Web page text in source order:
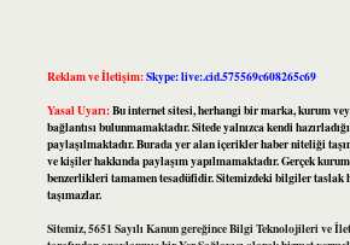
Reklam ve İletişim:Skype: live:.cid.575569c608265c69
Yasal Uyarı:Bu internet sitesi, herhangi bir marka, kurum
bağlantısı bulunmamaktadır. Sitede yalnızca kendi
paylaşılmaktadır. Burada yer alan içerikler haber niteliği
ve kişiler hakkında paylaşım yapılmamaktadır. Gerçek
benzerlikleri tamamen tesadüfidir. Sitemizdeki bilgiler
taşımazlar.
Sitemiz, 5651 Sayılı Kanun gereğince Bilgi Teknolojileri ve